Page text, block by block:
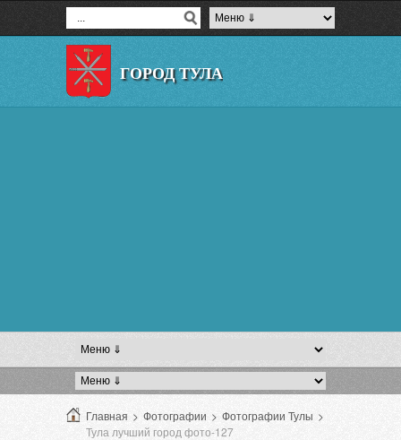
ГОРОД ТУЛА
Главная > Фотографии > Фотографии Тулы >
Тула лучший город фото-127